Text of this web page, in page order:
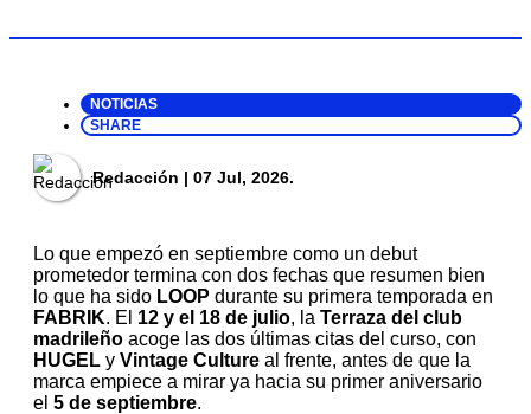
NOTICIAS
SHARE
Redacción | 07 Jul, 2026.
Lo que empezó en septiembre como un debut
prometedor termina con dos fechas que resumen bien
lo que ha sido LOOP durante su primera temporada en
FABRIK. El 12 y el 18 de julio, la Terraza del club
madrileño acoge las dos últimas citas del curso, con
HUGEL y Vintage Culture al frente, antes de que la
marca empiece a mirar ya hacia su primer aniversario
el 5 de septiembre.